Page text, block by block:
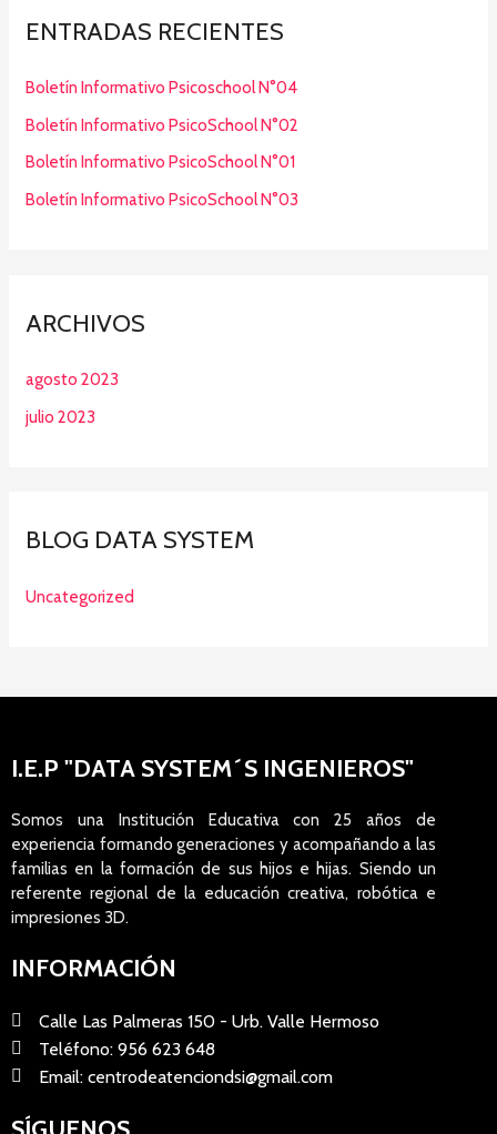
ENTRADAS RECIENTES
Boletín Informativo Psicoschool N°04
Boletín Informativo PsicoSchool N°02
Boletín Informativo PsicoSchool N°01
Boletín Informativo PsicoSchool N°03
ARCHIVOS
agosto 2023
julio 2023
BLOG DATA SYSTEM
Uncategorized
I.E.P "DATA SYSTEM´S INGENIEROS"
Somos una Institución Educativa con 25 años de
experiencia formando generaciones y acompañando a las
familias en la formación de sus hijos e hijas. Siendo un
referente regional de la educación creativa, robótica e
impresiones 3D.
INFORMACIÓN
Calle Las Palmeras 150 - Urb. Valle Hermoso
Teléfono: 956 623 648
Email: centrodeatenciondsi@gmail.com